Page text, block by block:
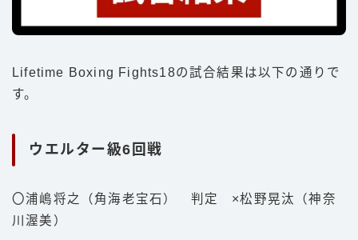
Lifetime Boxing Fights18の試合結果は以下の通りで
す。
ウエルター級6回戦
〇浦嶋将之（角海老宝石） 判定 ×松野晃汰（神奈
川渥美）